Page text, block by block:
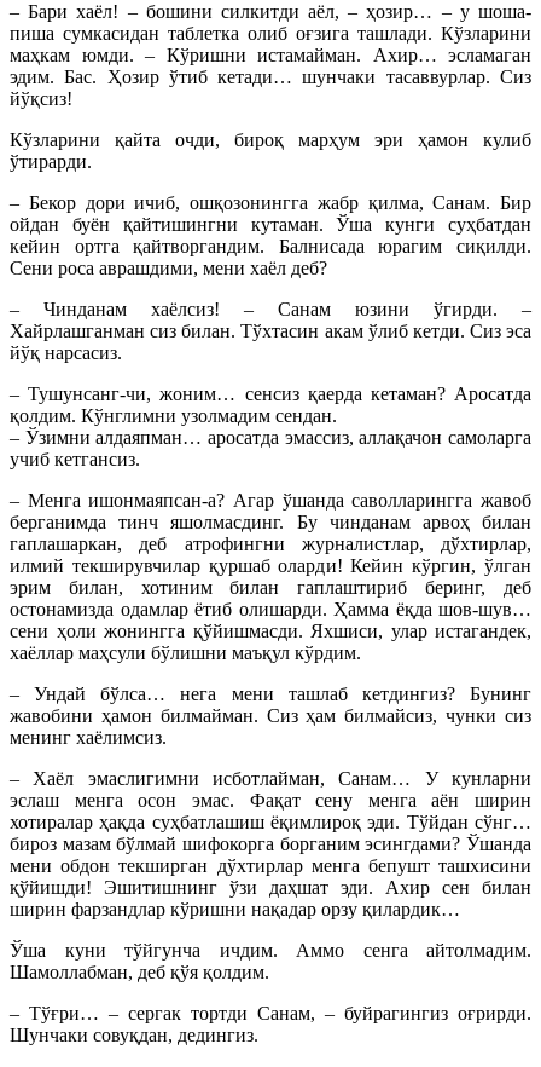
– Бари хаёл! – бошини силкитди аёл, – ҳозир… – у шоша-
пиша сумкасидан таблетка олиб оғзига ташлади. Кўзларини
маҳкам юмди. – Кўришни истамайман. Ахир… эсламаган
эдим. Бас. Ҳозир ўтиб кетади… шунчаки тасаввурлар. Сиз
йўқсиз!
Кўзларини қайта очди, бироқ марҳум эри ҳамон кулиб
ўтирарди.
– Бекор дори ичиб, ошқозонингга жабр қилма, Санам. Бир
ойдан буён қайтишингни кутаман. Ўша кунги суҳбатдан
кейин ортга қайтворгандим. Балнисада юрагим сиқилди.
Сени роса аврашдими, мени хаёл деб?
– Чинданам хаёлсиз! – Санам юзини ўгирди. –
Хайрлашганман сиз билан. Тўхтасин акам ўлиб кетди. Сиз эса
йўқ нарсасиз.
– Тушунсанг-чи, жоним… сенсиз қаерда кетаман? Аросатда
қолдим. Кўнглимни узолмадим сендан.
– Ўзимни алдаяпман… аросатда эмассиз, аллақачон самоларга
учиб кетгансиз.
– Менга ишонмаяпсан-а? Агар ўшанда саволларингга жавоб
берганимда тинч яшолмасдинг. Бу чинданам арвоҳ билан
гаплашаркан, деб атрофингни журналистлар, дўхтирлар,
илмий текширувчилар қуршаб оларди! Кейин кўргин, ўлган
эрим билан, хотиним билан гаплаштириб беринг, деб
остонамизда одамлар ётиб олишарди. Ҳамма ёқда шов-шув…
сени ҳоли жонингга қўйишмасди. Яхшиси, улар истагандек,
хаёллар маҳсули бўлишни маъқул кўрдим.
– Ундай бўлса… нега мени ташлаб кетдингиз? Бунинг
жавобини ҳамон билмайман. Сиз ҳам билмайсиз, чунки сиз
менинг хаёлимсиз.
– Хаёл эмаслигимни исботлайман, Санам… У кунларни
эслаш менга осон эмас. Фақат сену менга аён ширин
хотиралар ҳақда суҳбатлашиш ёқимлироқ эди. Тўйдан сўнг…
бироз мазам бўлмай шифокорга борганим эсингдами? Ўшанда
мени обдон текширган дўхтирлар менга бепушт ташхисини
қўйишди! Эшитишнинг ўзи даҳшат эди. Ахир сен билан
ширин фарзандлар кўришни нақадар орзу қилардик…
Ўша куни тўйгунча ичдим. Аммо сенга айтолмадим.
Шамоллабман, деб қўя қолдим.
– Тўғри… – сергак тортди Санам, – буйрагингиз оғрирди.
Шунчаки совуқдан, дедингиз.